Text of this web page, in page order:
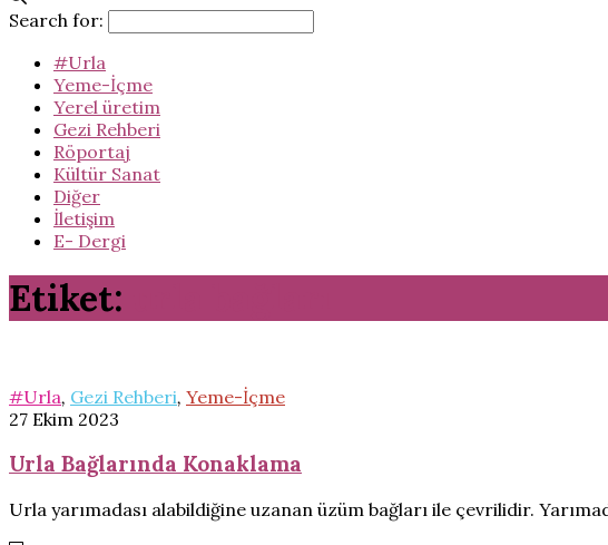
Search for:
#Urla
Yeme-İçme
Yerel üretim
Gezi Rehberi
Röportaj
Kültür Sanat
Diğer
İletişim
E- Dergi
Etiket:
#Urla, Gezi Rehberi, Yeme-İçme
27 Ekim 2023
Urla Bağlarında Konaklama
Urla yarımadası alabildiğine uzanan üzüm bağları ile çevrilidir.